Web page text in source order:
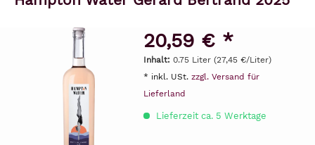
20,59 € *
Inhalt: 0.75 Liter (27,45 €/Liter)
* inkl. USt. zzgl. Versand für
Lieferland
Lieferzeit ca. 5 Werktage